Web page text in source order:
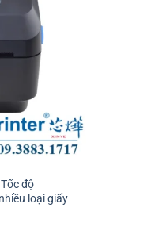
độ
loại giấy